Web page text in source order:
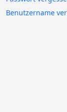
Benutzername